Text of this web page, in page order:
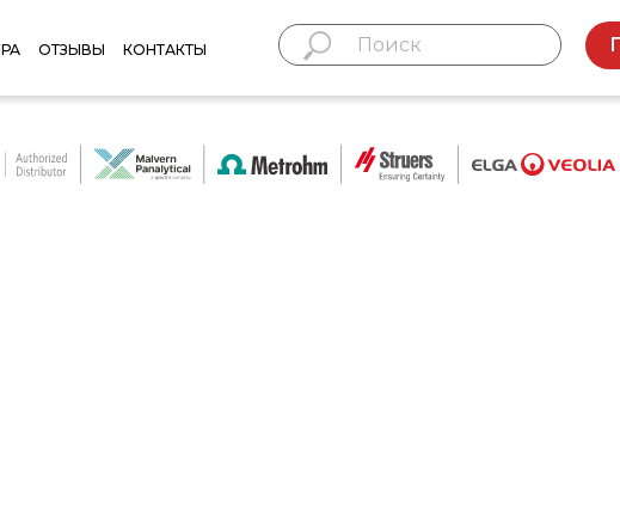
ОТЗЫВЫ КОНТАКТЫ